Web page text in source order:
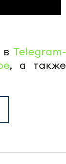
Telegram-
, а также